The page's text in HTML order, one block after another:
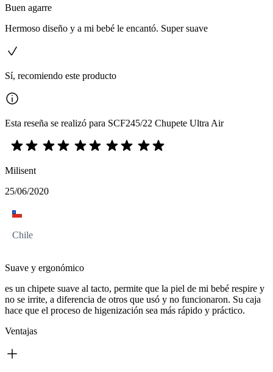
Buen agarre
Hermoso diseño y a mi bebé le encantó. Super suave
Sí, recomiendo este producto
Esta reseña se realizó para SCF245/22 Chupete Ultra Air
Milisent
25/06/2020
Chile
Suave y ergonómico
es un chipete suave al tacto, permite que la piel de mi bebé respire y
no se irrite, a diferencia de otros que usó y no funcionaron. Su caja
hace que el proceso de higenización sea más rápido y práctico.
Ventajas